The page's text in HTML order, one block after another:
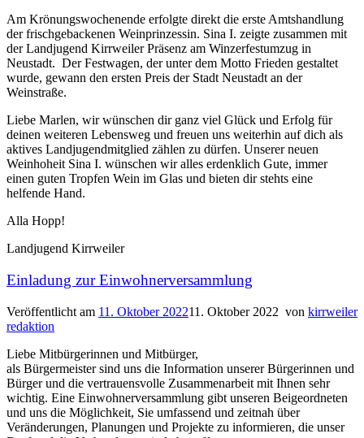
Am Krönungswochenende erfolgte direkt die erste Amtshandlung
der frischgebackenen Weinprinzessin. Sina I. zeigte zusammen mit
der Landjugend Kirrweiler Präsenz am Winzerfestumzug in
Neustadt. Der Festwagen, der unter dem Motto Frieden gestaltet
wurde, gewann den ersten Preis der Stadt Neustadt an der
Weinstraße.
Liebe Marlen, wir wünschen dir ganz viel Glück und Erfolg für
deinen weiteren Lebensweg und freuen uns weiterhin auf dich als
aktives Landjugendmitglied zählen zu dürfen. Unserer neuen
Weinhoheit Sina I. wünschen wir alles erdenklich Gute, immer
einen guten Tropfen Wein im Glas und bieten dir stehts eine
helfende Hand.
Alla Hopp!
Landjugend Kirrweiler
Einladung zur Einwohnerversammlung
Veröffentlicht am 11. Oktober 202211. Oktober 2022 von kirrweiler
redaktion
Liebe Mitbürgerinnen und Mitbürger,
als Bürgermeister sind uns die Information unserer Bürgerinnen und
Bürger und die vertrauensvolle Zusammenarbeit mit Ihnen sehr
wichtig. Eine Einwohnerversammlung gibt unseren Beigeordneten
und uns die Möglichkeit, Sie umfassend und zeitnah über
Veränderungen, Planungen und Projekte zu informieren, die unser